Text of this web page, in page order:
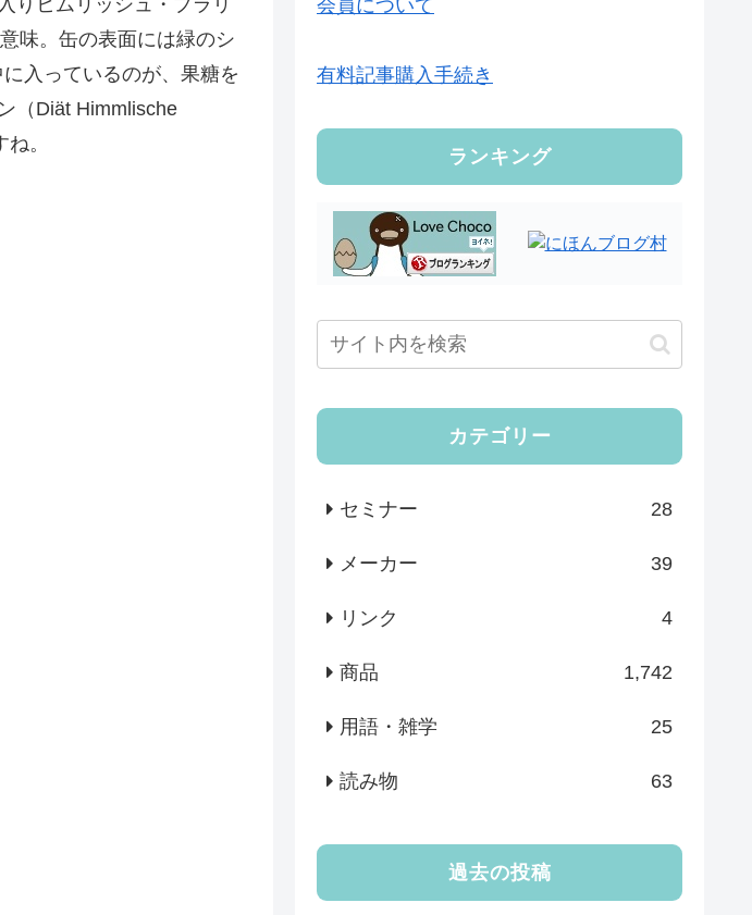
りヒムリッシュ・プラリ
味。缶の表面には緑のシ
入っているのが、果糖を
（Diät Himmlische
。
会員について
有料記事購入手続き
ランキング
カテゴリー
セミナー 28
メーカー 39
リンク 4
商品 1,742
用語・雑学 25
読み物 63
過去の投稿